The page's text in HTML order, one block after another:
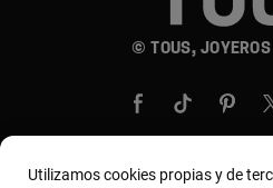
© TOUS,
Utilizamos cookies propias y de